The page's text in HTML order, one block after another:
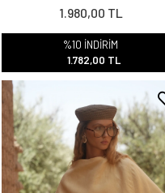
1.980,00 TL
%10 İNDİRİM
1.782,00 TL